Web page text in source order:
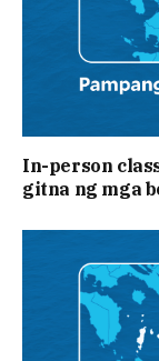
In-person
gitna ng mga